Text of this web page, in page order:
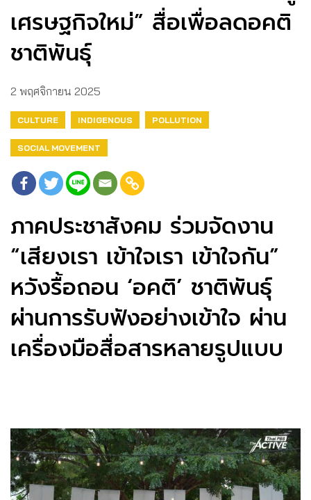
เศรษฐกิจใหม่” สื่อเพื่อลดอคติ
ชาติพันธุ์
2 พฤศจิกายน 2025
CULTURE INDIGENOUS POLLUTION
SOCIAL MOVEMENT
ภาคประชาสังคม ร่วมจัดงาน
“เสียงเรา เข้าใจเรา เข้าใจกัน”
หวังรื้อถอน ‘อคติ’ ชาติพันธุ์
ผ่านการรับฟังอย่างเข้าใจ ผ่าน
เครื่องมือสื่อสารหลายรูปแบบ